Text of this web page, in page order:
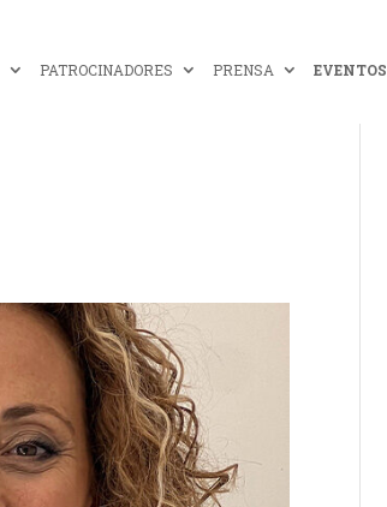
PATROCINADORES PRENSA EVENTOS